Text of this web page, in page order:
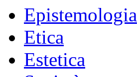
Epistemologia
Etica
Estetica